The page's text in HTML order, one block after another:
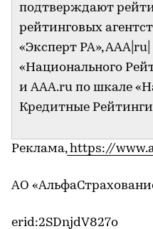
подтверждают
рейтинговых
«Эксперт РА»,
«Национального
и AAA.ru по шкале
Кредитные
Реклама,https://
АО
erid:2SDnjdV827o